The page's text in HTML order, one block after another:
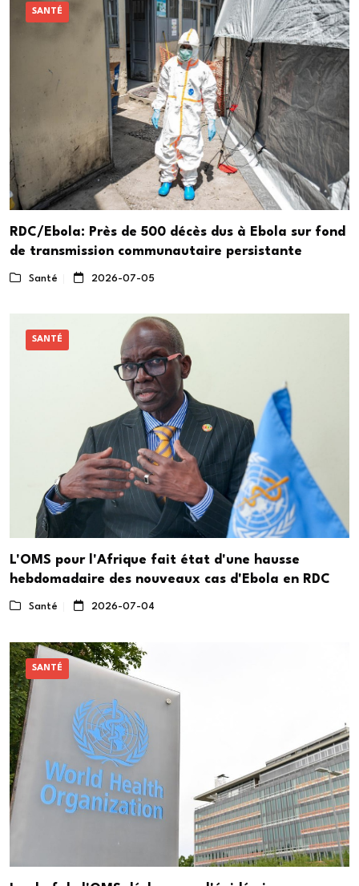
SANTÉ
RDC/Ebola: Près de 500 décès dus à Ebola sur fond
de transmission communautaire persistante
Santé 2026-07-05
SANTÉ
L'OMS pour l'Afrique fait état d'une hausse
hebdomadaire des nouveaux cas d'Ebola en RDC
Santé 2026-07-04
SANTÉ